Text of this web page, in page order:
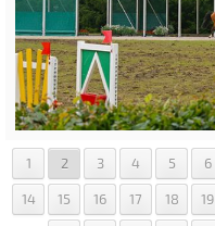
1 2 3 4 5 6
14 15 16 17 18 19